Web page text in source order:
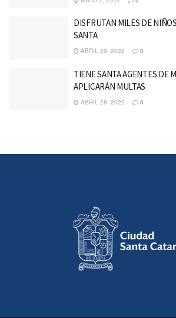
DISFRUTAN MILES DE
SANTA
ABRIL 29, 2022 0
TIENE SANTA AGENTES DE
APLICARÁN MULTAS
ABRIL 28, 2022 0